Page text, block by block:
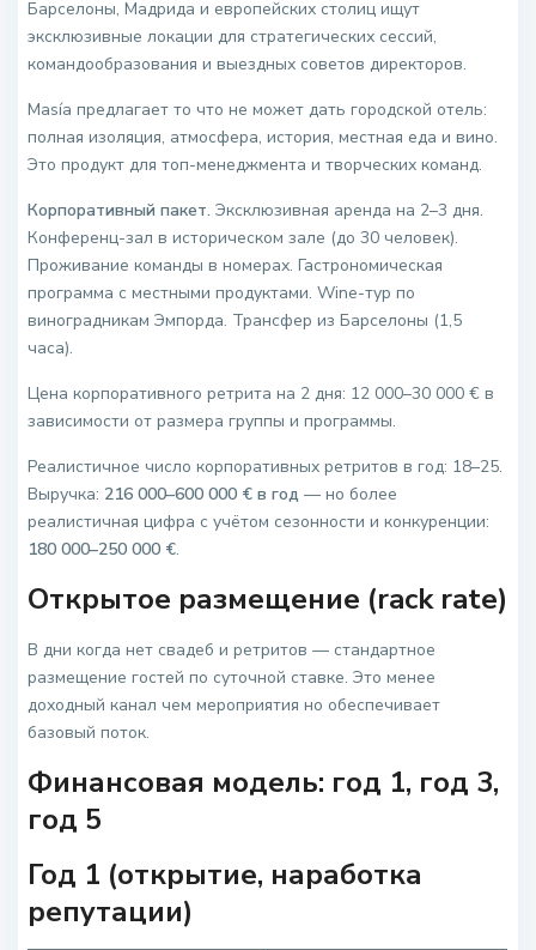
Барселоны, Мадрида и европейских столиц ищут
эксклюзивные локации для стратегических сессий,
командообразования и выездных советов директоров.
Masía предлагает то что не может дать городской отель:
полная изоляция, атмосфера, история, местная еда и вино.
Это продукт для топ-менеджмента и творческих команд.
Корпоративный пакет. Эксклюзивная аренда на 2–3 дня.
Конференц-зал в историческом зале (до 30 человек).
Проживание команды в номерах. Гастрономическая
программа с местными продуктами. Wine-тур по
виноградникам Эмпорда. Трансфер из Барселоны (1,5
часа).
Цена корпоративного ретрита на 2 дня: 12 000–30 000 € в
зависимости от размера группы и программы.
Реалистичное число корпоративных ретритов в год: 18–25.
Выручка: 216 000–600 000 € в год — но более
реалистичная цифра с учётом сезонности и конкуренции:
180 000–250 000 €.
Открытое размещение (rack rate)
В дни когда нет свадеб и ретритов — стандартное
размещение гостей по суточной ставке. Это менее
доходный канал чем мероприятия но обеспечивает
базовый поток.
Финансовая модель: год 1, год 3,
год 5
Год 1 (открытие, наработка
репутации)